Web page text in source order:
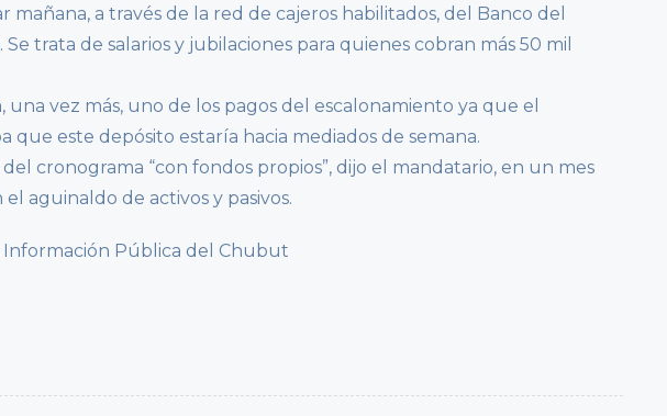
mañana, a través de la red de cajeros habilitados, del Banco del
trata de salarios y jubilaciones para quienes cobran más 50 mil
una vez más, uno de los pagos del escalonamiento ya que el
que este depósito estaría hacia mediados de semana.
cronograma “con fondos propios”, dijo el mandatario, en un mes
aguinaldo de activos y pasivos.
Pública del Chubut